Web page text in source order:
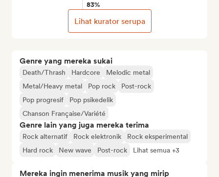
Genre yang mereka sukai
Death/Thrash Hardcore
Melodic metal
Metal/Heavy metal
Pop rock
Post-rock
Pop progresif
Pop psikedelik
Chanson Française/Variété
Genre lain yang juga mereka terima
Rock alternatif Rock elektronik
Rock eksperimental
Hard rock
New wave Post-rock Lihat semua +3
Mereka ingin menerima musik yang mirip
83%
Lihat kurator serupa